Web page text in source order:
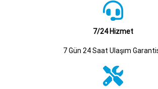
7/24 Hizmet
7 Gün 24 Saat Ulaşım